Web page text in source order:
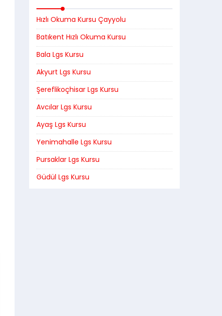
Hızlı Okuma Kursu Çayyolu
Batıkent Hızlı Okuma Kursu
Bala Lgs Kursu
Akyurt Lgs Kursu
Şereflikoçhisar Lgs Kursu
Avcılar Lgs Kursu
Ayaş Lgs Kursu
Yenimahalle Lgs Kursu
Pursaklar Lgs Kursu
Güdül Lgs Kursu